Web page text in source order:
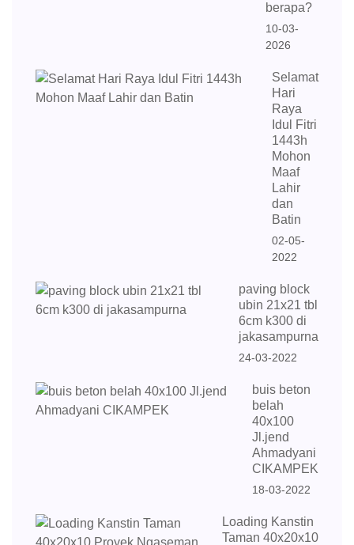
berapa?
10-03-
2026
Selamat
Hari
Raya
Idul Fitri
1443h
Mohon
Maaf
Lahir
dan
Batin
02-05-
2022
paving block
ubin 21x21 tbl
6cm k300 di
jakasampurna
24-03-2022
buis beton
belah
40x100
Jl.jend
Ahmadyani
CIKAMPEK
18-03-2022
Loading Kanstin
Taman 40x20x10